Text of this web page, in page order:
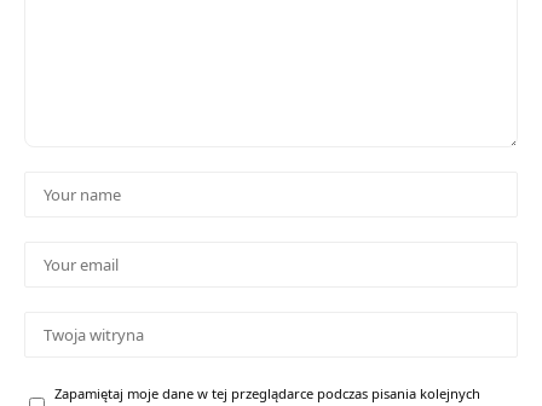
Zapamiętaj moje dane w tej przeglądarce podczas pisania kolejnych